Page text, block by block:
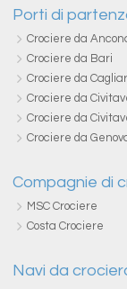
Porti di
Crociere da
Crociere da Bari
Crociere da
Crociere da
Crociere da
Crociere da
Compagnie di
MSC Crociere
Costa Crociere
Navi da